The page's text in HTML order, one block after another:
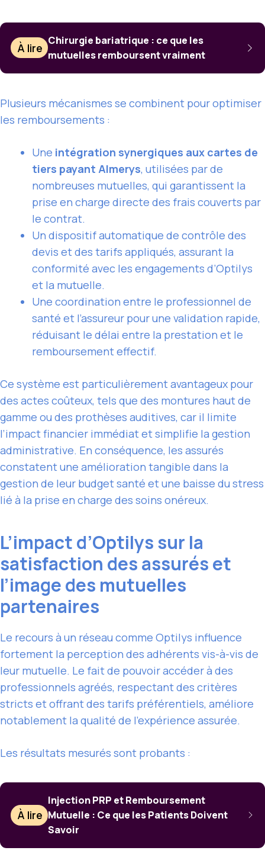
À lire
Chirurgie bariatrique : ce que les
mutuelles remboursent vraiment
Plusieurs mécanismes se combinent pour optimiser
les remboursements :
Une intégration synergiques aux cartes de
tiers payant Almerys, utilisées par de
nombreuses mutuelles, qui garantissent la
prise en charge directe des frais couverts par
le contrat.
Un dispositif automatique de contrôle des
devis et des tarifs appliqués, assurant la
conformité avec les engagements d’Optilys
et la mutuelle.
Une coordination entre le professionnel de
santé et l’assureur pour une validation rapide,
réduisant le délai entre la prestation et le
remboursement effectif.
Ce système est particulièrement avantageux pour
des actes coûteux, tels que des montures haut de
gamme ou des prothèses auditives, car il limite
l’impact financier immédiat et simplifie la gestion
administrative. En conséquence, les assurés
constatent une amélioration tangible dans la
gestion de leur budget santé et une baisse du stress
lié à la prise en charge des soins onéreux.
L’impact d’Optilys sur la
satisfaction des assurés et
l’image des mutuelles
partenaires
Le recours à un réseau comme Optilys influence
fortement la perception des adhérents vis-à-vis de
leur mutuelle. Le fait de pouvoir accéder à des
professionnels agréés, respectant des critères
stricts et offrant des tarifs préférentiels, améliore
notablement la qualité de l’expérience assurée.
Les résultats mesurés sont probants :
À lire
Injection PRP et Remboursement
Mutuelle : Ce que les Patients Doivent
Savoir